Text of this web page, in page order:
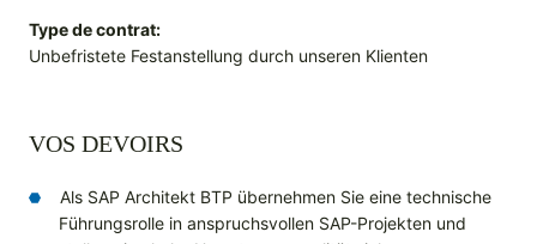
Type de contrat:
Unbefristete Festanstellung durch unseren Klienten
VOS DEVOIRS
Als SAP Architekt BTP übernehmen Sie eine technische
Führungsrolle in anspruchsvollen SAP-Projekten und